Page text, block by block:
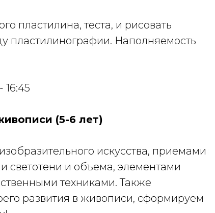
пластилина, теста, и рисовать
пластилинографии. Наполняемость
16:45
(5-6 лет)
искусства, приемами
светотени и объема, элементами
техниками. Также
развития в живописи, сформируем